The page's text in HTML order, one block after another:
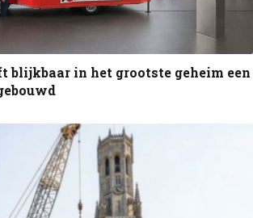
blijkbaar in het grootste geheim een